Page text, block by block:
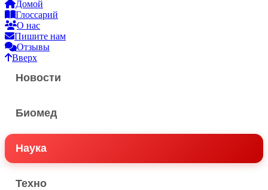
Домой
Глоссарий
О нас
Пишите нам
Отзывы
Вверх
Новости
Биомед
Наука
Техно